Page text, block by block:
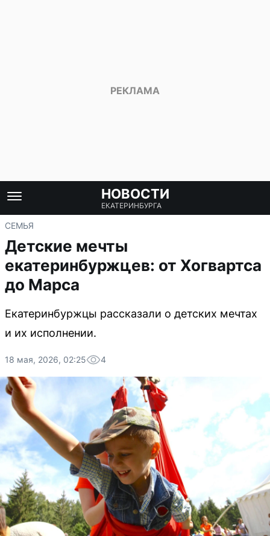
НОВОСТИ
ЕКАТЕРИНБУРГА
СЕМЬЯ
Детские мечты
екатеринбуржцев: от Хогвартса
до Марса
Екатеринбуржцы рассказали о детских мечтах
и их исполнении.
18 мая, 2026, 02:25 4